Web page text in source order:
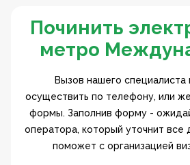
Починить
метро
Вызов нашего специалиста
осуществить по телефону, или
формы. Заполнив форму -
оператора, который уточнит все
поможет с организацией